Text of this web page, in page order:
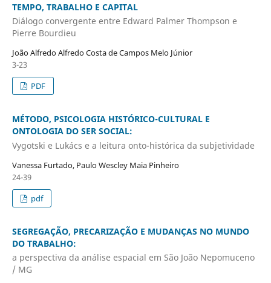
TEMPO, TRABALHO E CAPITAL
Diálogo convergente entre Edward Palmer Thompson e
Pierre Bourdieu
João Alfredo Alfredo Costa de Campos Melo Júnior
3-23
PDF
MÉTODO, PSICOLOGIA HISTÓRICO-CULTURAL E
ONTOLOGIA DO SER SOCIAL:
Vygotski e Lukács e a leitura onto-histórica da subjetividade
Vanessa Furtado, Paulo Wescley Maia Pinheiro
24-39
pdf
SEGREGAÇÃO, PRECARIZAÇÃO E MUDANÇAS NO MUNDO
DO TRABALHO:
a perspectiva da análise espacial em São João Nepomuceno
/ MG